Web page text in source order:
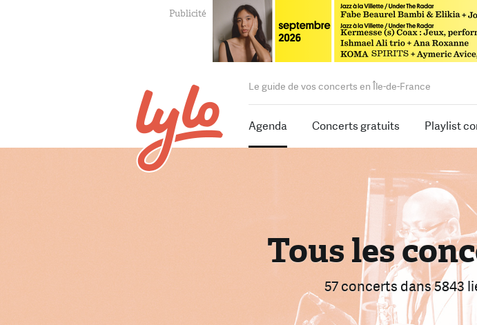
Le guide de vos concerts en Île-de-France
Agenda Concerts gratuits Playlist
Tous les
57 concerts dans 5843
Trouvez le
Parmi 2457 concertsdans